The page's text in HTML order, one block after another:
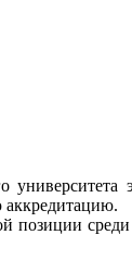
аккредитацию.
позиции